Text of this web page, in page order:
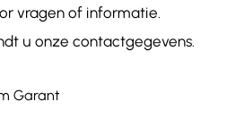
vragen of informatie.
u onze contactgegevens.
Garant